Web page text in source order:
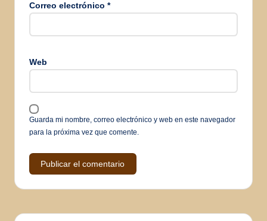
Correo electrónico *
Web
Guarda mi nombre, correo electrónico y web en este navegador
para la próxima vez que comente.